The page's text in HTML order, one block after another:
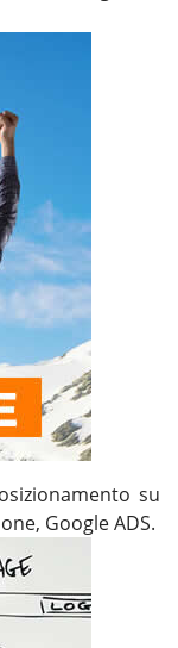
su
Google ADS.